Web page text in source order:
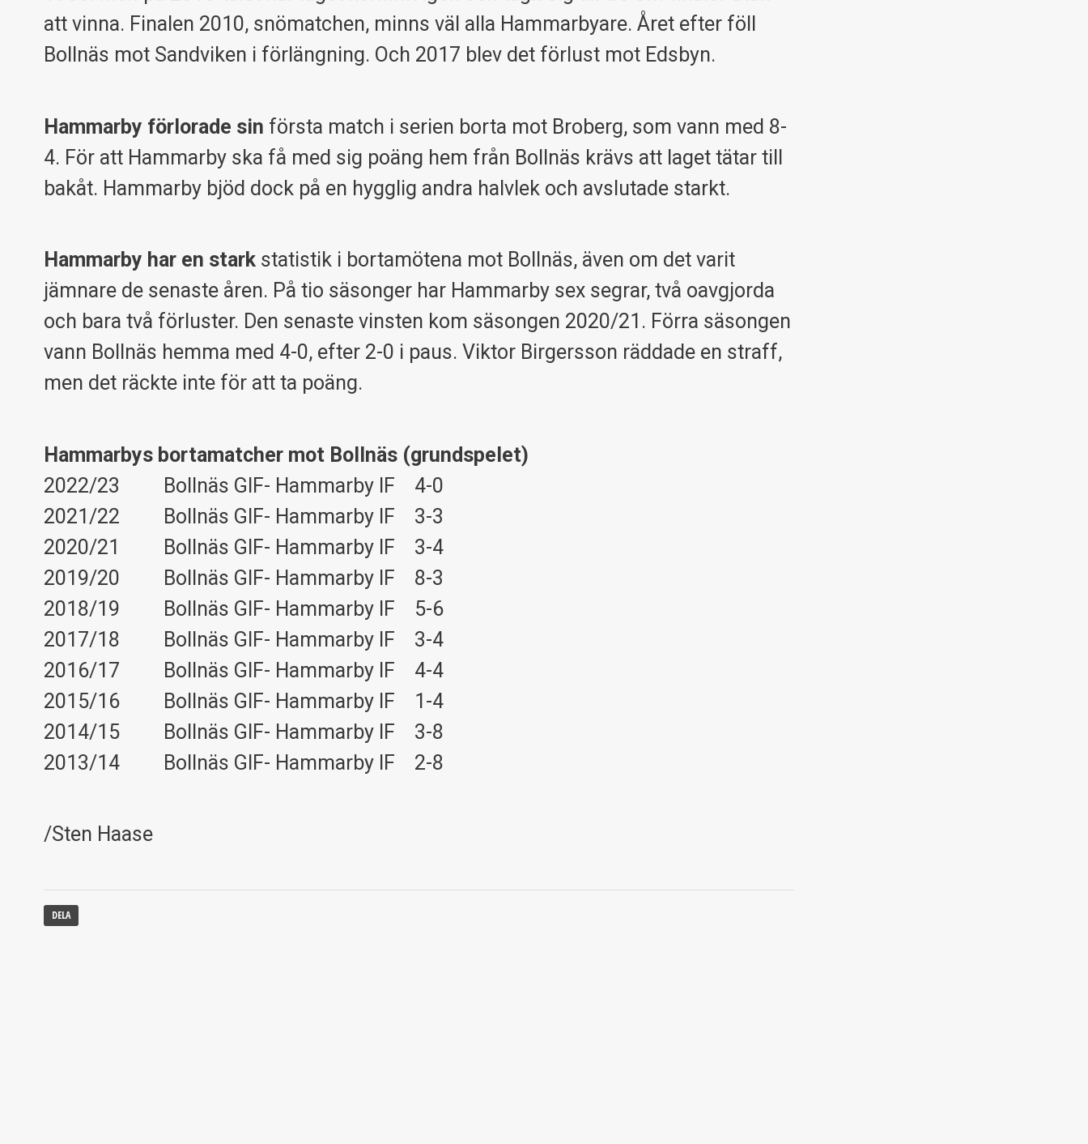
att vinna. Finalen 2010, snömatchen, minns väl alla Hammarbyare. Året efter föll
Bollnäs mot Sandviken i förlängning. Och 2017 blev det förlust mot Edsbyn.
Hammarby förlorade sin första match i serien borta mot Broberg, som vann med 8-
4. För att Hammarby ska få med sig poäng hem från Bollnäs krävs att laget tätar till
bakåt. Hammarby bjöd dock på en hygglig andra halvlek och avslutade starkt.
Hammarby har en starkstatistik i bortamötena mot Bollnäs, även om det varit
jämnare de senaste åren. På tio säsonger har Hammarby sex segrar, två oavgjorda
och bara två förluster. Den senaste vinsten kom säsongen 2020/21. Förra säsongen
vann Bollnäs hemma med 4-0, efter 2-0 i paus. Viktor Birgersson räddade en straff,
men det räckte inte för att ta poäng.
Hammarbys bortamatcher mot Bollnäs (grundspelet)
2022/23 Bollnäs GIF- Hammarby IF 4-0
2021/22 Bollnäs GIF- Hammarby IF 3-3
2020/21 Bollnäs GIF- Hammarby IF 3-4
2019/20 Bollnäs GIF- Hammarby IF 8-3
2018/19 Bollnäs GIF- Hammarby IF 5-6
2017/18 Bollnäs GIF- Hammarby IF 3-4
2016/17 Bollnäs GIF- Hammarby IF 4-4
2015/16 Bollnäs GIF- Hammarby IF 1-4
2014/15 Bollnäs GIF- Hammarby IF 3-8
2013/14 Bollnäs GIF- Hammarby IF 2-8
/Sten Haase
DELA